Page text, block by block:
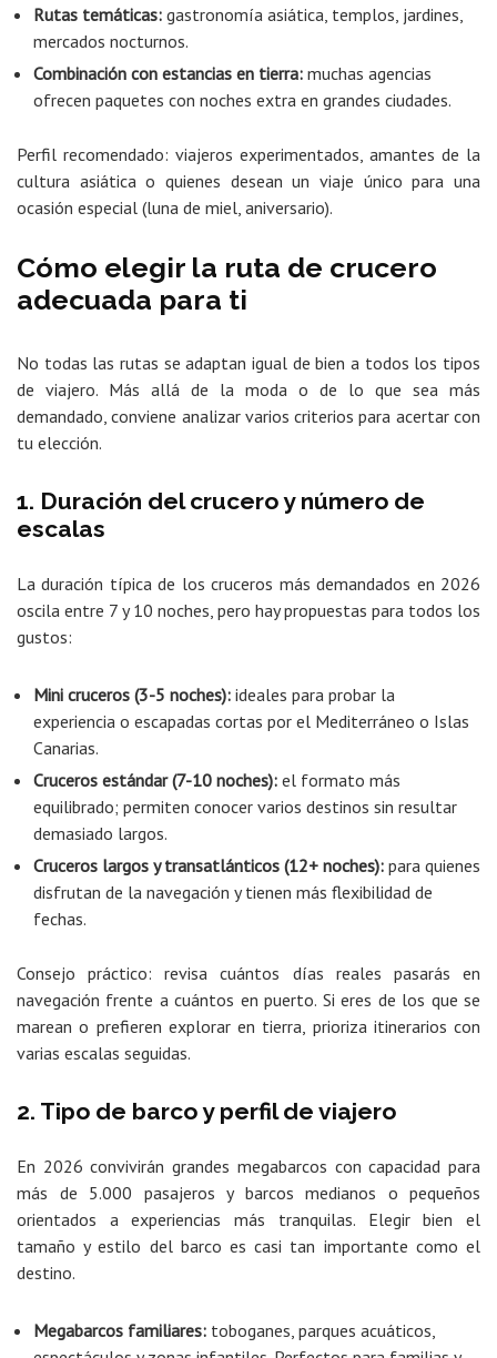
Rutas temáticas: gastronomía asiática, templos, jardines,
mercados nocturnos.
Combinación con estancias en tierra: muchas agencias
ofrecen paquetes con noches extra en grandes ciudades.
Perfil recomendado: viajeros experimentados, amantes de la
cultura asiática o quienes desean un viaje único para una
ocasión especial (luna de miel, aniversario).
Cómo elegir la ruta de crucero
adecuada para ti
No todas las rutas se adaptan igual de bien a todos los tipos
de viajero. Más allá de la moda o de lo que sea más
demandado, conviene analizar varios criterios para acertar con
tu elección.
1. Duración del crucero y número de
escalas
La duración típica de los cruceros más demandados en 2026
oscila entre 7 y 10 noches, pero hay propuestas para todos los
gustos:
Mini cruceros (3-5 noches): ideales para probar la
experiencia o escapadas cortas por el Mediterráneo o Islas
Canarias.
Cruceros estándar (7-10 noches): el formato más
equilibrado; permiten conocer varios destinos sin resultar
demasiado largos.
Cruceros largos y transatlánticos (12+ noches): para quienes
disfrutan de la navegación y tienen más flexibilidad de
fechas.
Consejo práctico: revisa cuántos días reales pasarás en
navegación frente a cuántos en puerto. Si eres de los que se
marean o prefieren explorar en tierra, prioriza itinerarios con
varias escalas seguidas.
2. Tipo de barco y perfil de viajero
En 2026 convivirán grandes megabarcos con capacidad para
más de 5.000 pasajeros y barcos medianos o pequeños
orientados a experiencias más tranquilas. Elegir bien el
tamaño y estilo del barco es casi tan importante como el
destino.
Megabarcos familiares: toboganes, parques acuáticos,